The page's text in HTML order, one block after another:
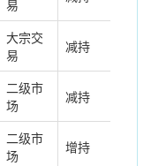
易
大宗交
易
减持
二级市
场
减持
二级市
场
增持